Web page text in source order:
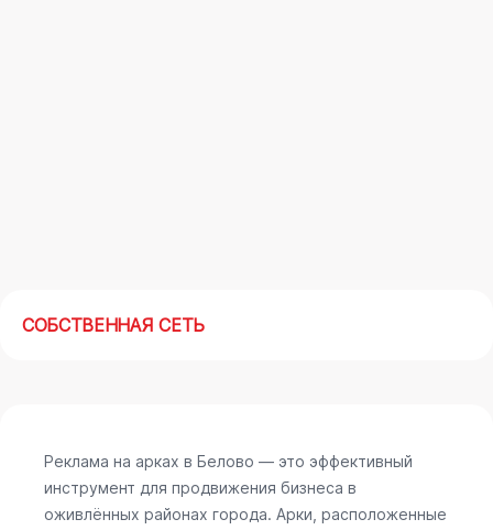
СОБСТВЕННАЯ СЕТЬ
Реклама на арках в Белово — это эффективный
инструмент для продвижения бизнеса в
оживлённых районах города. Арки, расположенные